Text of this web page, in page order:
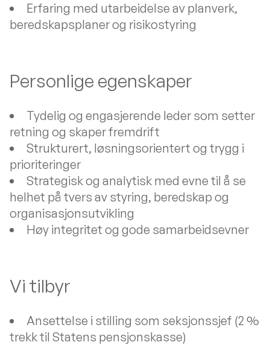
Erfaring med utarbeidelse av planverk,
beredskapsplaner og risikostyring
Personlige egenskaper
Tydelig og engasjerende leder som setter
retning og skaper fremdrift
Strukturert, løsningsorientert og trygg i
prioriteringer
Strategisk og analytisk med evne til å se
helhet på tvers av styring, beredskap og
organisasjonsutvikling
Høy integritet og gode samarbeidsevner
Vi tilbyr
Ansettelse i stilling som seksjonssjef (2 %
trekk til Statens pensjonskasse)